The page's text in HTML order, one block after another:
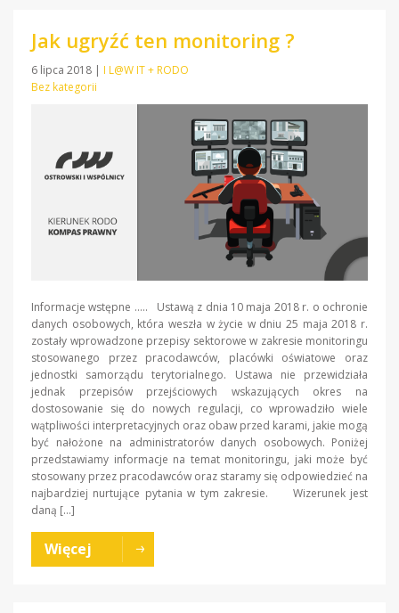
Jak ugryźć ten monitoring ?
6 lipca 2018 | I L@W IT + RODO
Bez kategorii
Informacje wstępne ….. Ustawą z dnia 10 maja 2018 r. o ochronie
danych osobowych, która weszła w życie w dniu 25 maja 2018 r.
zostały wprowadzone przepisy sektorowe w zakresie monitoringu
stosowanego przez pracodawców, placówki oświatowe oraz
jednostki samorządu terytorialnego. Ustawa nie przewidziała
jednak przepisów przejściowych wskazujących okres na
dostosowanie się do nowych regulacji, co wprowadziło wiele
wątpliwości interpretacyjnych oraz obaw przed karami, jakie mogą
być nałożone na administratorów danych osobowych. Poniżej
przedstawiamy informacje na temat monitoringu, jaki może być
stosowany przez pracodawców oraz staramy się odpowiedzieć na
najbardziej nurtujące pytania w tym zakresie. Wizerunek jest
daną […]
Więcej